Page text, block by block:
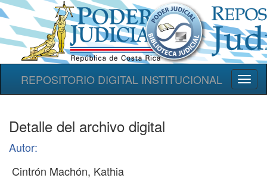
REPOSITORIO DIGITAL INSTITUCIONAL
Detalle del archivo digital
Autor: